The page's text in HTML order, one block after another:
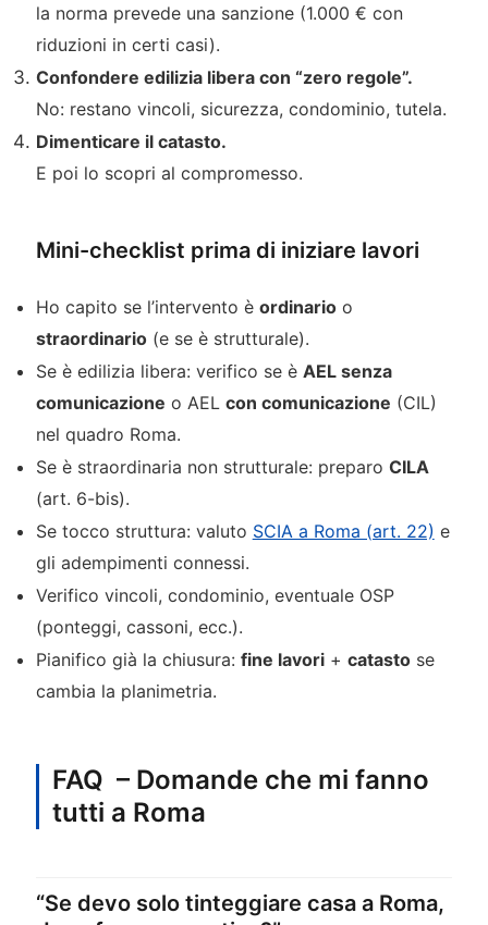
la norma prevede una sanzione (1.000 € con
riduzioni in certi casi).
Confondere edilizia libera con “zero regole”.
No: restano vincoli, sicurezza, condominio, tutela.
Dimenticare il catasto.
E poi lo scopri al compromesso.
Mini-checklist prima di iniziare lavori
Ho capito se l’intervento è ordinarioo
straordinario(e se è strutturale).
Se è edilizia libera: verifico se è AEL senza
comunicazione o AEL con comunicazione (CIL)
nel quadro Roma.
Se è straordinaria non strutturale: preparo CILA
(art. 6-bis).
Se tocco struttura: valuto SCIA a Roma (art. 22) e
gli adempimenti connessi.
Verifico vincoli, condominio, eventuale OSP
(ponteggi, cassoni, ecc.).
Pianifico già la chiusura: fine lavori+ catastose
cambia la planimetria.
FAQ – Domande che mi fanno
tutti a Roma
“Se devo solo tinteggiare casa a Roma,